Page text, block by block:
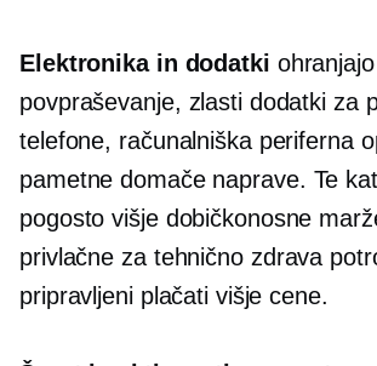
Elektronika in dodatki
povpraševanje, zlasti dodatki za
telefone, računalniška periferna
pametne domače naprave. Te
pogosto višje dobičkonosne
privlačne za tehnično zdrava
pripravljeni plačati višje cene.